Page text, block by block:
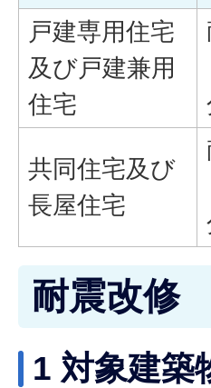
戸建専用住宅
及び戸建兼用
住宅
共同住宅及び
長屋住宅
耐震改修
1 対象建築